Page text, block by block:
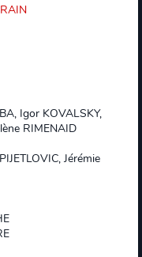
Igor KOVALSKY,
RIMENAID
Jérémie